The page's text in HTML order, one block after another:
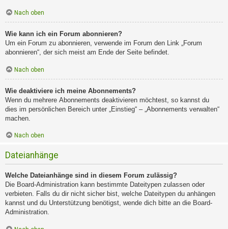
Nach oben
Wie kann ich ein Forum abonnieren?
Um ein Forum zu abonnieren, verwende im Forum den Link „Forum
abonnieren“, der sich meist am Ende der Seite befindet.
Nach oben
Wie deaktiviere ich meine Abonnements?
Wenn du mehrere Abonnements deaktivieren möchtest, so kannst du
dies im persönlichen Bereich unter „Einstieg“ – „Abonnements verwalten“
machen.
Nach oben
Dateianhänge
Welche Dateianhänge sind in diesem Forum zulässig?
Die Board-Administration kann bestimmte Dateitypen zulassen oder
verbieten. Falls du dir nicht sicher bist, welche Dateitypen du anhängen
kannst und du Unterstützung benötigst, wende dich bitte an die Board-
Administration.